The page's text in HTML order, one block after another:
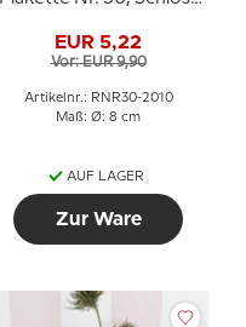
EUR 5,22
Vor: EUR 9,90
Artikelnr.: RNR30-2010
Maß: Ø: 8 cm
AUF LAGER
Zur Ware